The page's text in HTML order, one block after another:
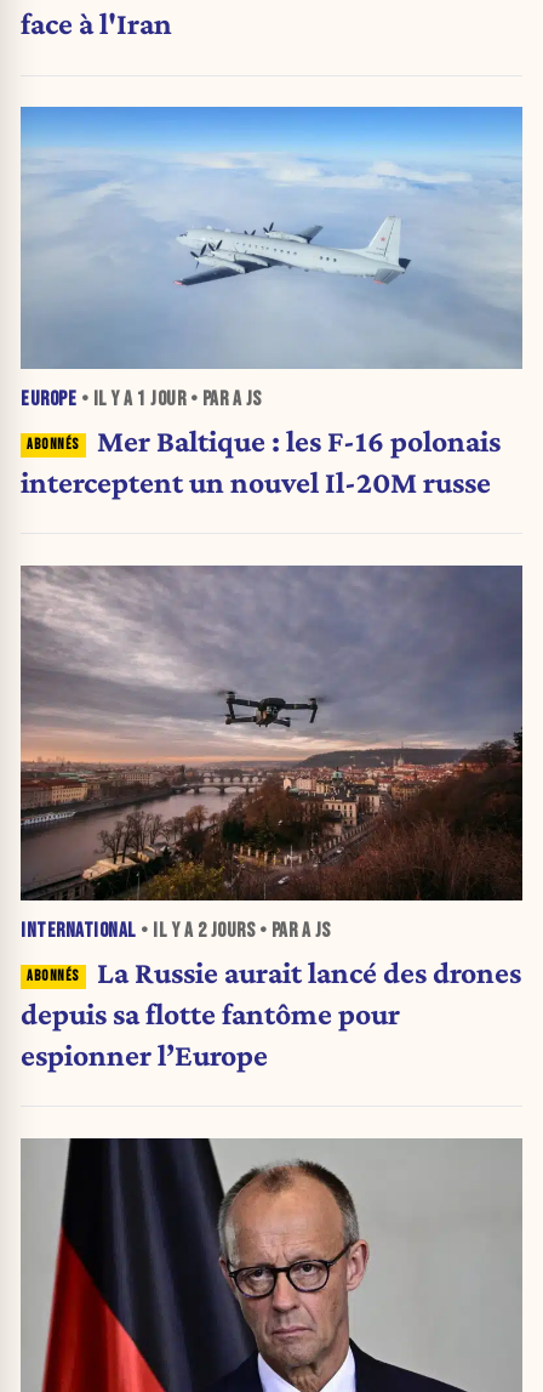
face à l'Iran
EUROPE • IL Y A 1 JOUR• PAR A JS
Mer Baltique : les F-16 polonais
interceptent un nouvel Il-20M russe
INTERNATIONAL • IL Y A 2 JOURS• PAR A JS
La Russie aurait lancé des drones
depuis sa flotte fantôme pour
espionner l’Europe